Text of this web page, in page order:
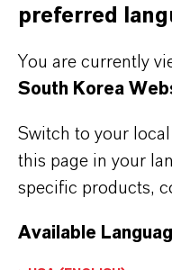
기능성보호제품 사업부
방부제 유효성분
바이오첵(Biochek®)
인증
preferred
You are currently
South Korea
Switch to your
this page in your
specific products,
Available